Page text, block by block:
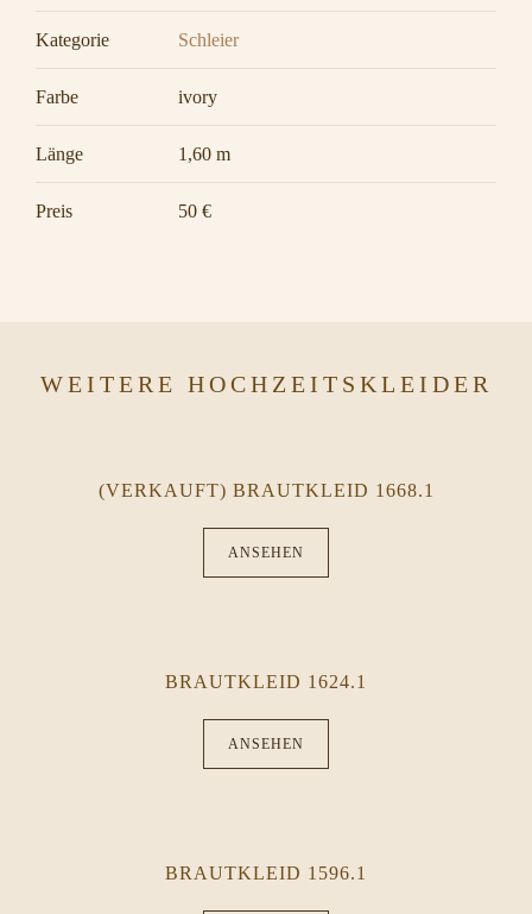
Kategorie Schleier
Farbe ivory
Länge 1,60 m
Preis 50 €
WEITERE HOCHZEITSKLEIDER
(VERKAUFT) BRAUTKLEID 1668.1
ANSEHEN
BRAUTKLEID 1624.1
ANSEHEN
BRAUTKLEID 1596.1